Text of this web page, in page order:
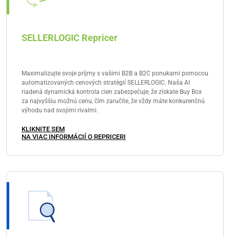
SELLERLOGIC Repricer
Maximalizujte svoje príjmy s vašimi B2B a B2C ponukami pomocou
automatizovaných cenových stratégií SELLERLOGIC. Naša AI
riadená dynamická kontrola cien zabezpečuje, že získate Buy Box
za najvyššiu možnú cenu, čím zaručíte, že vždy máte konkurenčnú
výhodu nad svojimi rivalmi.
KLIKNITE SEM
NA VIAC INFORMÁCIÍ O REPRICERI